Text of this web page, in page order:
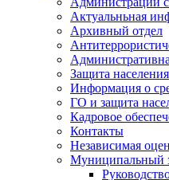
Актуальньная
Архивный отдел
Защита населения
Информация о
ГО и защита
Кадровое
Контакты
Независимая
Муниципальный